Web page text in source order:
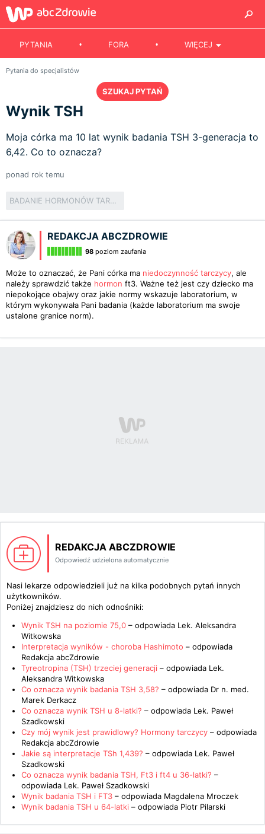
PYTANIA FORA WIĘCEJ
Pytania do specjalistów
SZUKAJ PYTAŃ
Wynik TSH
Moja córka ma 10 lat wynik badania TSH 3-generacja to
6,42. Co to oznacza?
ponad rok temu
BADANIE HORMONÓW TARCZYCY
REDAKCJA ABCZDROWIE
98 poziom zaufania
Może to oznaczać, że Pani córka ma niedoczynność tarczycy, ale
należy sprawdzić także hormon ft3. Ważne też jest czy dziecko ma
niepokojące obajwy oraz jakie normy wskazuje laboratorium, w
którym wykonywała Pani badania (każde laboratorium ma swoje
ustalone granice norm).
REDAKCJA ABCZDROWIE
Odpowiedź udzielona automatycznie
Nasi lekarze odpowiedzieli już na kilka podobnych pytań innych
użytkowników.
Poniżej znajdziesz do nich odnośniki:
Wynik TSH na poziomie 75,0 – odpowiada Lek. Aleksandra
Witkowska
Interpretacja wyników - choroba Hashimoto – odpowiada
Redakcja abcZdrowie
Tyreotropina (TSH) trzeciej generacji – odpowiada Lek.
Aleksandra Witkowska
Co oznacza wynik badania TSH 3,58? – odpowiada Dr n. med.
Marek Derkacz
Co oznacza wynik TSH u 8-latki? – odpowiada Lek. Paweł
Szadkowski
Czy mój wynik jest prawidlowy? Hormony tarczycy – odpowiada
Redakcja abcZdrowie
Jakie są interpretacje TSh 1,439? – odpowiada Lek. Paweł
Szadkowski
Co oznacza wynik badania TSH, Ft3 i ft4 u 36-latki? –
odpowiada Lek. Paweł Szadkowski
Wynik badania TSH i FT3 – odpowiada Magdalena Mroczek
Wynik badania TSH u 64-latki – odpowiada Piotr Pilarski